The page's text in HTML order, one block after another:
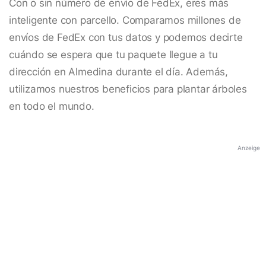
Con o sin número de envío de FedEx, eres más
inteligente con parcello. Comparamos millones de
envíos de FedEx con tus datos y podemos decirte
cuándo se espera que tu paquete llegue a tu
dirección en Almedina durante el día. Además,
utilizamos nuestros beneficios para plantar árboles
en todo el mundo.
Anzeige